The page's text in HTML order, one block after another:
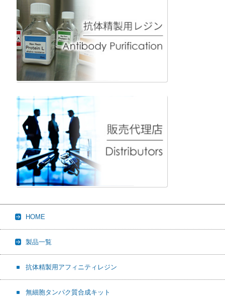
HOME
製品一覧
抗体精製用アフィニティレジン
無細胞タンパク質合成キット